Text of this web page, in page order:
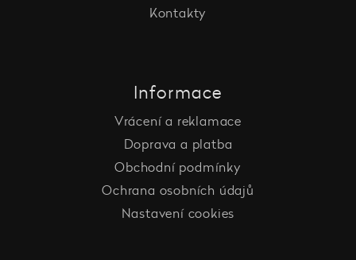
Kontakty
Informace
Vrácení a reklamace
Doprava a platba
Obchodní podmínky
Ochrana osobních údajů
Nastavení cookies